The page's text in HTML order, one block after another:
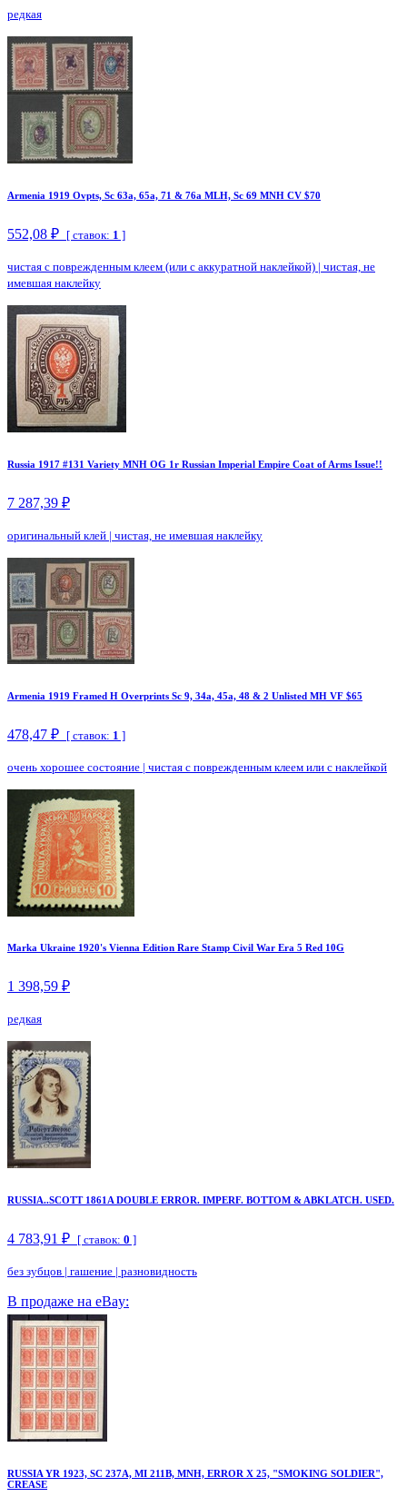
редкая
Armenia 1919 Ovpts, Sc 63a, 65a, 71 & 76a MLH, Sc 69 MNH CV $70
552,08 ₽ [ ставок: 1 ]
чистая с поврежденным клеем (или с аккуратной наклейкой) | чистая, не
имевшая наклейку
Russia 1917 #131 Variety MNH OG 1r Russian Imperial Empire Coat of Arms Issue!!
7 287,39 ₽
оригинальный клей | чистая, не имевшая наклейку
Armenia 1919 Framed H Overprints Sc 9, 34a, 45a, 48 & 2 Unlisted MH VF $65
478,47 ₽ [ ставок: 1 ]
очень хорошее состояние | чистая с поврежденным клеем или с наклейкой
Marka Ukraine 1920's Vienna Edition Rare Stamp Civil War Era 5 Red 10G
1 398,59 ₽
редкая
RUSSIA..SCOTT 1861A DOUBLE ERROR. IMPERF. BOTTOM & ABKLATCH. USED.
4 783,91 ₽ [ ставок: 0 ]
без зубцов | гашение | разновидность
В продаже на eBay:
RUSSIA YR 1923, SC 237A, MI 211B, MNH, ERROR X 25, "SMOKING SOLDIER",
CREASE